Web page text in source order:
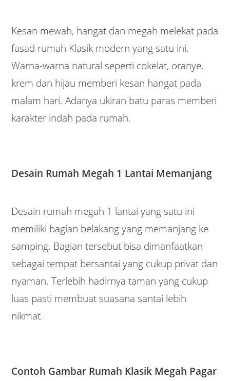
Kesan mewah, hangat dan megah melekat pada
fasad rumah Klasik modern yang satu ini.
Warna-warna natural seperti cokelat, oranye,
krem dan hijau memberi kesan hangat pada
malam hari. Adanya ukiran batu paras memberi
karakter indah pada rumah.
Desain Rumah Megah 1 Lantai Memanjang
Desain rumah megah 1 lantai yang satu ini
memiliki bagian belakang yang memanjang ke
samping. Bagian tersebut bisa dimanfaatkan
sebagai tempat bersantai yang cukup privat dan
nyaman. Terlebih hadirnya taman yang cukup
luas pasti membuat suasana santai lebih
nikmat.
Contoh Gambar Rumah Klasik Megah Pagar